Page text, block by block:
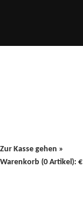
Zur Kasse gehen »
Warenkorb (0 Artikel): €